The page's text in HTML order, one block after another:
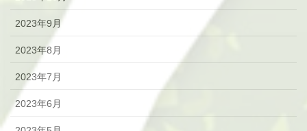
2023年9月
2023年8月
2023年7月
2023年6月